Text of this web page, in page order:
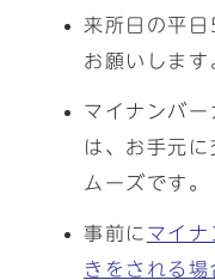
来所日の平
お願いします
マイナンバ
は、お手元
ムーズです。
事前に マイナ
きをされる場